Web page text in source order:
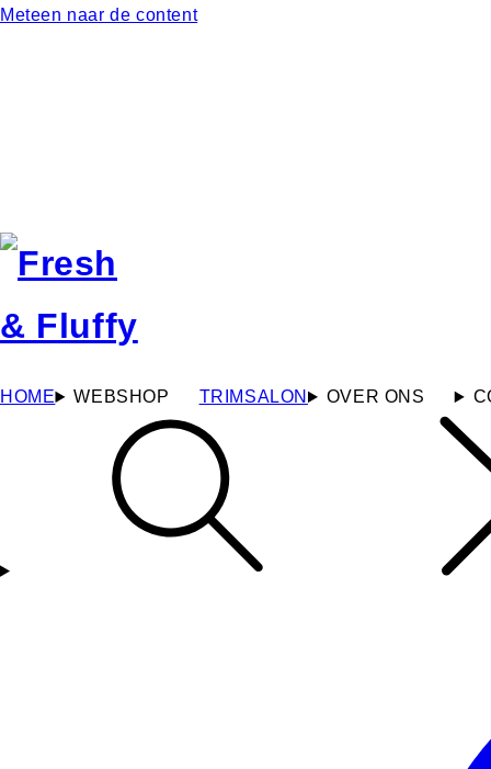
Meteen naar de content
HOME WEBSHOP TRIMSALON OVER ONS